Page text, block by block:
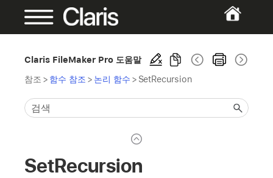
Claris FileMaker Pro 도움말
참조 > 함수 참조 > 논리 함수 > SetRecursion
SetRecursion